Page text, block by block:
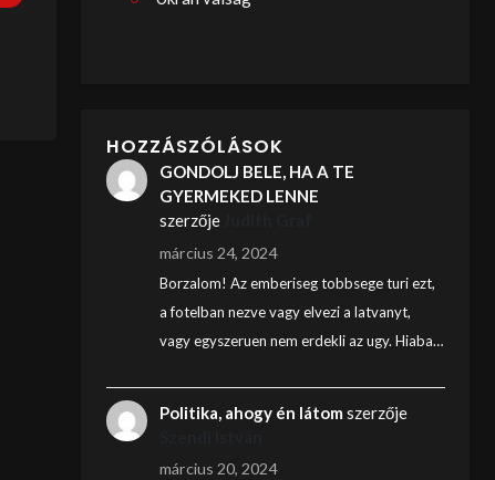
HOZZÁSZÓLÁSOK
GONDOLJ BELE, HA A TE
GYERMEKED LENNE
szerzője
március 24, 2024
Borzalom! Az emberiseg tobbsege turi ezt,
a fotelban nezve vagy elvezi a latvanyt,
vagy egyszeruen nem erdekli az ugy. Hiaba…
Politika, ahogy én látom szerzője
március 20, 2024